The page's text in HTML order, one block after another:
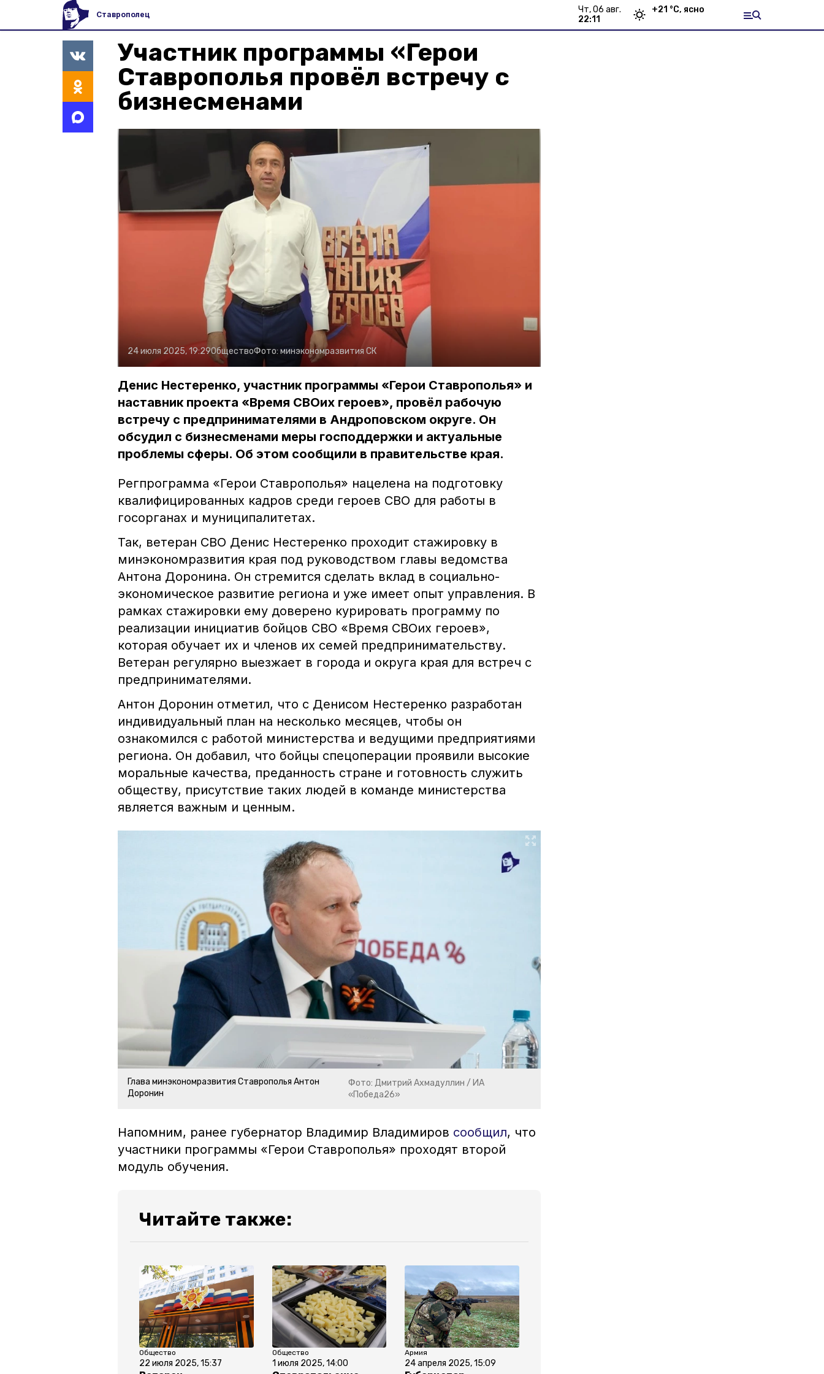
Ставрополец
чт, 06 авг.
22:11
+21 °С, ясно
Участник программы «Герои
Ставрополья провёл встречу с
бизнесменами
24 июля 2025, 19:29ОбществоФото: минэкономразвития СК
Денис Нестеренко, участник программы «Герои Ставрополья» и
наставник проекта «Время СВОих героев», провёл рабочую
встречу с предпринимателями в Андроповском округе. Он
обсудил с бизнесменами меры господдержки и актуальные
проблемы сферы. Об этом сообщили в правительстве края.
Регпрограмма «Герои Ставрополья» нацелена на подготовку
квалифицированных кадров среди героев СВО для работы в
госорганах и муниципалитетах.
Так, ветеран СВО Денис Нестеренко проходит стажировку в
минэкономразвития края под руководством главы ведомства
Антона Доронина. Он стремится сделать вклад в социально-
экономическое развитие региона и уже имеет опыт управления. В
рамках стажировки ему доверено курировать программу по
реализации инициатив бойцов СВО «Время СВОих героев»,
которая обучает их и членов их семей предпринимательству.
Ветеран регулярно выезжает в города и округа края для встреч с
предпринимателями.
Антон Доронин отметил, что с Денисом Нестеренко разработан
индивидуальный план на несколько месяцев, чтобы он
ознакомился с работой министерства и ведущими предприятиями
региона. Он добавил, что бойцы спецоперации проявили высокие
моральные качества, преданность стране и готовность служить
обществу, присутствие таких людей в команде министерства
является важным и ценным.
Глава минэкономразвития Ставрополья Антон
Доронин
Фото: Дмитрий Ахмадуллин / ИА
«Победа26»
Напомним, ранее губернатор Владимир Владимиров сообщил, что
участники программы «Герои Ставрополья» проходят второй
модуль обучения.
Читайте также:
Общество
22 июля 2025, 15:37
Общество
1 июля 2025, 14:00
Армия
24 апреля 2025, 15:09